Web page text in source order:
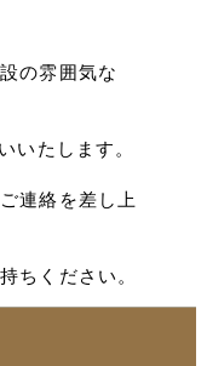
の雰囲気な
いたします。
連絡を差し上
ちください。